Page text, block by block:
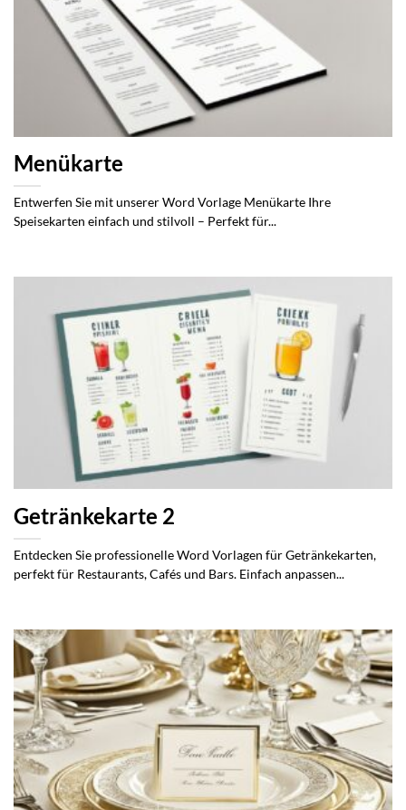
Menükarte
Entwerfen Sie mit unserer Word Vorlage Menükarte Ihre
Speisekarten einfach und stilvoll – Perfekt für...
Getränkekarte 2
Entdecken Sie professionelle Word Vorlagen für Getränkekarten,
perfekt für Restaurants, Cafés und Bars. Einfach anpassen...